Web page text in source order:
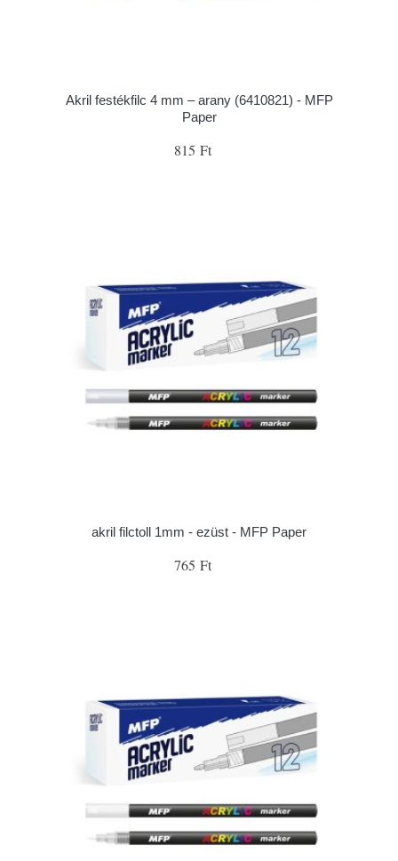
Akril festékfilc 4 mm – arany (6410821) - MFP
Paper
815 Ft
akril filctoll 1mm - ezüst - MFP Paper
765 Ft